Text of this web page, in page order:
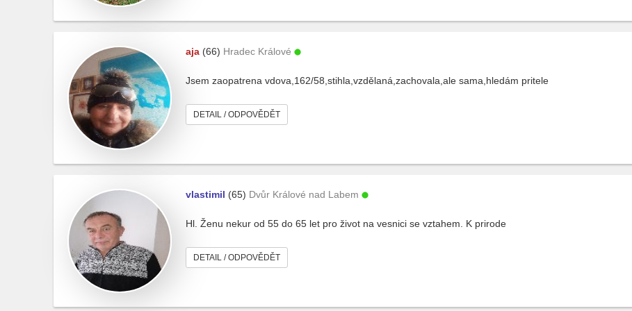
aja (66) Hradec Králové
Jsem zaopatrena vdova,162/58,stihla,vzdělaná,zachovala,ale sama,hledám pritele
DETAIL / ODPOVĚDĚT
vlastimil (65) Dvůr Králové nad Labem
Hl. Ženu nekur od 55 do 65 let pro život na vesnici se vztahem. K prirode
DETAIL / ODPOVĚDĚT